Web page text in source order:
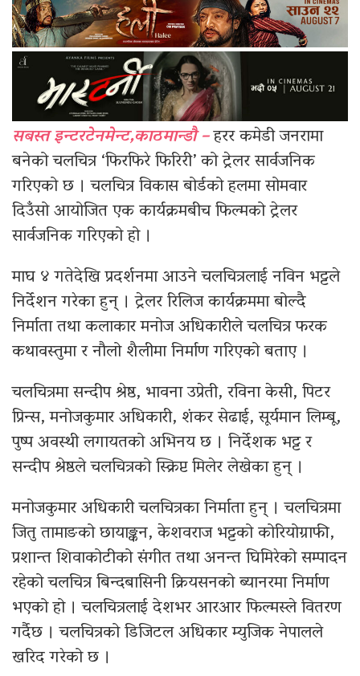
सबस्त इन्टरटेनमेन्ट,काठमान्डौ –हरर कमेडी जनरामा
बनेको चलचित्र ‘फिरफिरे फिरिरी’ को ट्रेलर सार्वजनिक
गरिएको छ । चलचित्र विकास बोर्डको हलमा सोमवार
दिउँसो आयोजित एक कार्यक्रमबीच फिल्मको ट्रेलर
सार्वजनिक गरिएको हो ।
माघ ४ गतेदेखि प्रदर्शनमा आउने चलचित्रलाई नविन भट्टले
निर्देशन गरेका हुन् । ट्रेलर रिलिज कार्यक्रममा बोल्दै
निर्माता तथा कलाकार मनोज अधिकारीले चलचित्र फरक
कथावस्तुमा र नौलो शैलीमा निर्माण गरिएको बताए ।
चलचित्रमा सन्दीप श्रेष्ठ, भावना उप्रेती, रविना केसी, पिटर
प्रिन्स, मनोजकुमार अधिकारी, शंकर सेढाई, सूर्यमान लिम्बू,
पुष्प अवस्थी लगायतको अभिनय छ । निर्देशक भट्ट र
सन्दीप श्रेष्ठले चलचित्रको स्क्रिप्ट मिलेर लेखेका हुन् ।
मनोजकुमार अधिकारी चलचित्रका निर्माता हुन् । चलचित्रमा
जितु तामाङको छायाङ्कन, केशवराज भट्टको कोरियोग्राफी,
प्रशान्त शिवाकोटीको संगीत तथा अनन्त घिमिरेको सम्पादन
रहेको चलचित्र बिन्दबासिनी क्रियसनको ब्यानरमा निर्माण
भएको हो । चलचित्रलाई देशभर आरआर फिल्मस्ले वितरण
गर्दैछ । चलचित्रको डिजिटल अधिकार म्युजिक नेपालले
खरिद गरेको छ ।